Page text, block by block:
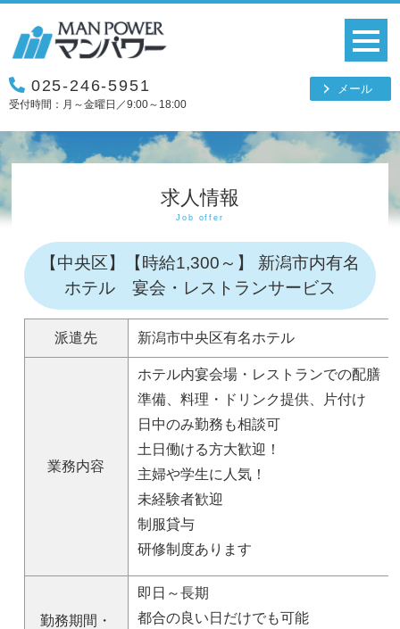
025-246-5951
受付時間：月～金曜日／9:00～18:00
メール
求人情報
Job offer
【中央区】【時給1,300～】 新潟市内有名
ホテル 宴会・レストランサービス
派遣先 新潟市中央区有名ホテル
業務内容
ホテル内宴会場・レストランでの配膳
準備、料理・ドリンク提供、片付け
日中のみ勤務も相談可
土日働ける方大歓迎！
主婦や学生に人気！
未経験者歓迎
制服貸与
研修制度あります
勤務期間・
即日～長期
都合の良い日だけでも可能